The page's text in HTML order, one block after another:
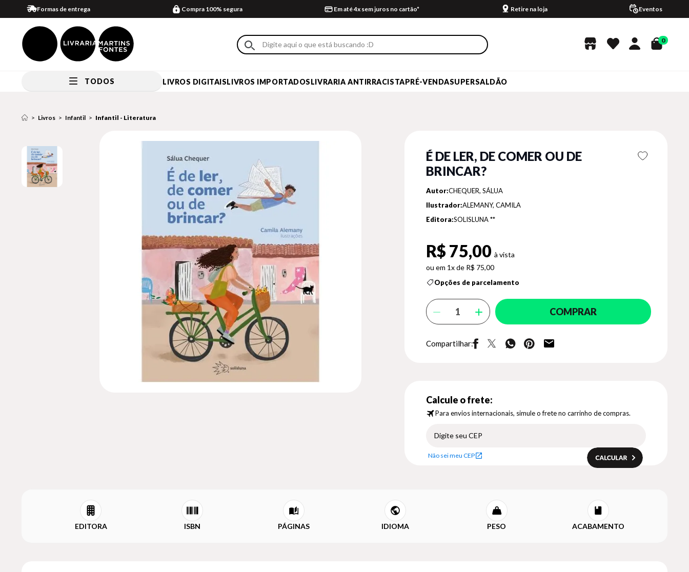
Formas de entrega Compra 100% segura Em até 4x sem juros no cartão* Retire na loja Eventos
0
TODOS LIVROS DIGITAISLIVROS IMPORTADOSLIVRARIA ANTIRRACISTAPRÉ-VENDASUPERSALDÃO
Livros Infantil Infantil - Literatura
É DE LER, DE COMER OU DE
BRINCAR?
Autor:CHEQUER, SÁLUA
Ilustrador:ALEMANY, CAMILA
Editora:SOLISLUNA **
R$ 75,00
1x de R$ 75,00
Opções de parcelamento
COMPRAR
Compartilhar:
Calcule o frete:
Para envios internacionais, simule o frete no carrinho de compras.
Não sei meu CEP
EDITORA ISBN PÁGINAS IDIOMA PESO ACABAMENTO